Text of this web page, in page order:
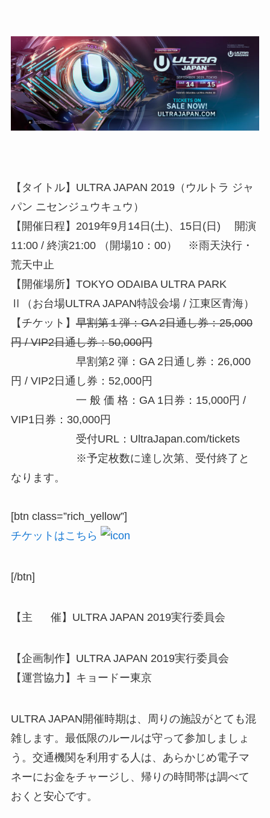
【タイトル】ULTRA JAPAN 2019（ウルトラ ジャ
パン ニセンジュウキュウ）
【開催日程】2019年9月14日(土)、15日(日) 開演
11:00 / 終演21:00 （開場10：00） ※雨天決行・
荒天中止
【開催場所】TOKYO ODAIBA ULTRA PARK
Ⅱ（お台場ULTRA JAPAN特設会場 / 江東区青海）
【チケット】 早割第１弾：GA 2日通し券：25,000
円 / VIP2日通し券：50,000円
早割第2 弾：GA 2日通し券：26,000
円 / VIP2日通し券：52,000円
一 般 価 格：GA 1日券：15,000円 /
VIP1日券：30,000円
受付URL：UltraJapan.com/tickets
※予定枚数に達し次第、受付終了と
なります。
[btn class=”rich_yellow”]
チケットはこちら
[/btn]
【主 催】ULTRA JAPAN 2019実行委員会
【企画制作】ULTRA JAPAN 2019実行委員会
【運営協力】キョードー東京
ULTRA JAPAN開催時期は、周りの施設がとても混
雑します。最低限のルールは守って参加しましょ
う。交通機関を利用する人は、あらかじめ電子マ
ネーにお金をチャージし、帰りの時間帯は調べて
おくと安心です。